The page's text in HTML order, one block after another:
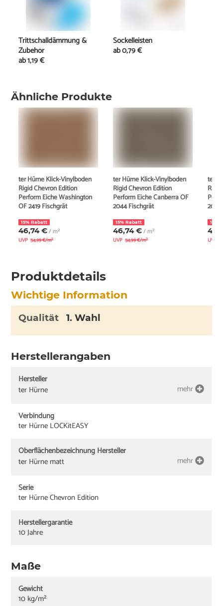
Ähnliche Produkte
ter Hürne Klick-Vinylboden
Rigid Chevron Edition
Perform Eiche Washington
OF 2419 Fischgrät
15% Rabatt
46,74 €/ m²
UVP 54,99 €/m²
ter Hürne Klick-Vinylboden
Rigid Chevron Edition
Perform Eiche Canberra OF
2044 Fischgrät
15% Rabatt
46,74 €/ m²
UVP 54,99 €/m²
ter
15%
UVP
Produktdetails
Wichtige Information
Qualität 1. Wahl
Herstellerangaben
Hersteller
ter Hürne
mehr
Verbindung
ter Hürne LOCKitEASY
Oberflächenbezeichnung Hersteller
ter Hürne matt
mehr
Serie
ter Hürne Chevron Edition
Herstellergarantie
10 Jahre
Maße
Gewicht
10 kg/m²
Trittschalldämmung &
Zubehör
ab1,19 €
Sockelleisten
ab0,79 €